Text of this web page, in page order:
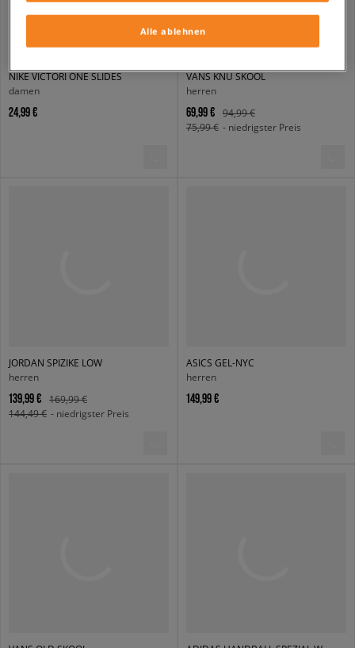
NIKE VICTORI ONE SLIDES
damen
24,99 €
VANS KNU SKOOL
herren
69,99 €
94,99 €
75,99 € - niedrigster Preis
JORDAN SPIZIKE LOW
herren
139,99 €
169,99 €
144,49 € - niedrigster Preis
ASICS GEL-NYC
herren
149,99 €
Alle ablehnen